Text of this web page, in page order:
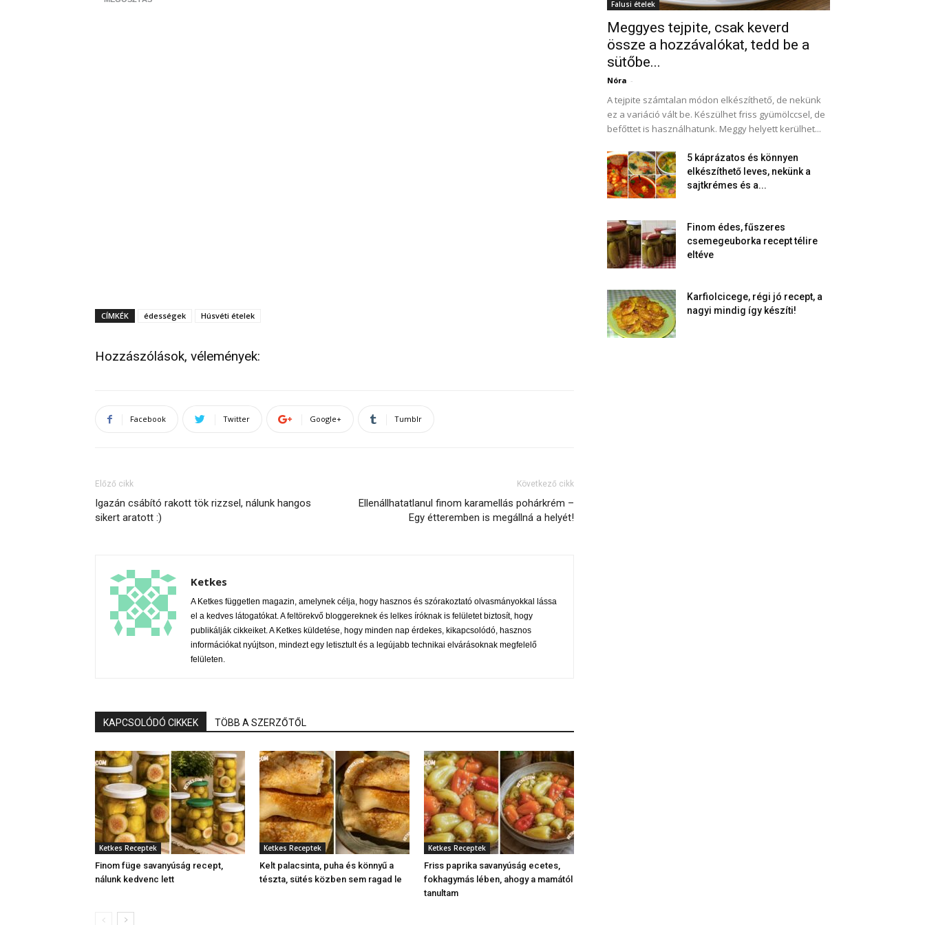
CÍMKÉK édességek Húsvéti ételek
Hozzászólások, vélemények:
Facebook Twitter Google+ Tumblr
Előző cikk
Igazán csábító rakott tök rizzsel, nálunk hangos
sikert aratott :)
Következő cikk
Ellenállhatatlanul finom karamellás pohárkrém –
Egy étteremben is megállná a helyét!
Ketkes
A Ketkes független magazin, amelynek célja, hogy hasznos és szórakoztató olvasmányokkal lássa
el a kedves látogatókat. A feltörekvő bloggereknek és lelkes íróknak is felületet biztosít, hogy
publikálják cikkeiket. A Ketkes küldetése, hogy minden nap érdekes, kikapcsolódó, hasznos
információkat nyújtson, mindezt egy letisztult és a legújabb technikai elvárásoknak megfelelő
felületen.
KAPCSOLÓDÓ CIKKEK TÖBB A SZERZŐTŐL
Ketkes Receptek
Finom füge savanyúság recept,
nálunk kedvenc lett
Ketkes Receptek
Kelt palacsinta, puha és könnyű a
tészta, sütés közben sem ragad le
Ketkes Receptek
Friss paprika savanyúság ecetes,
fokhagymás lében, ahogy a mamától
tanultam
Falusi ételek
Meggyes tejpite, csak keverd
össze a hozzávalókat, tedd be a
sütőbe...
Nóra -
A tejpite számtalan módon elkészíthető, de nekünk
ez a variáció vált be. Készülhet friss gyümölccsel, de
befőttet is használhatunk. Meggy helyett kerülhet...
5 káprázatos és könnyen
elkészíthető leves, nekünk a
sajtkrémes és a...
Finom édes, fűszeres
csemegeuborka recept télire
eltéve
Karfiolcicege, régi jó recept, a
nagyi mindig így készíti!